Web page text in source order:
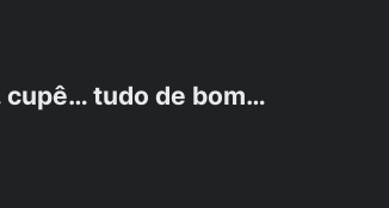
cupê… tudo de bom…